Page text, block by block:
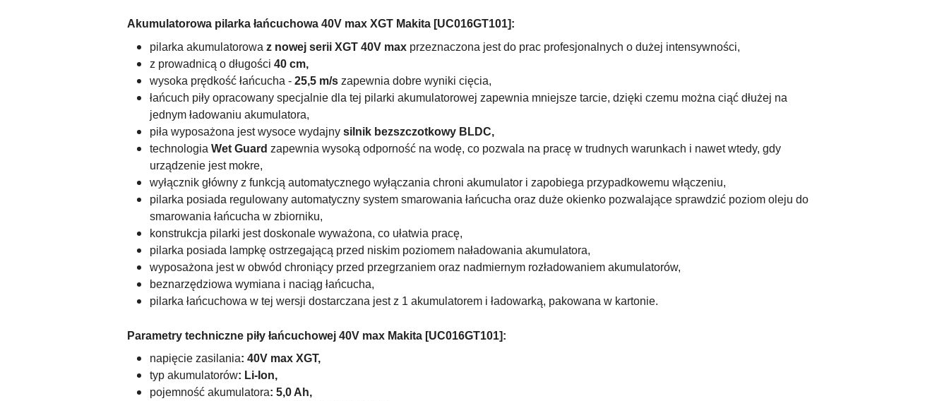
Akumulatorowa pilarka łańcuchowa 40V max XGT Makita [UC016GT101]:
pilarka akumulatorowa z nowej serii XGT 40V max przeznaczona jest do prac profesjonalnych o dużej intensywności,
z prowadnicą o długości 40 cm,
wysoka prędkość łańcucha - 25,5 m/s zapewnia dobre wyniki cięcia,
łańcuch piły opracowany specjalnie dla tej pilarki akumulatorowej zapewnia mniejsze tarcie, dzięki czemu można ciąć dłużej na
jednym ładowaniu akumulatora,
piła wyposażona jest wysoce wydajny silnik bezszczotkowy BLDC,
technologia Wet Guard zapewnia wysoką odporność na wodę, co pozwala na pracę w trudnych warunkach i nawet wtedy, gdy
urządzenie jest mokre,
wyłącznik główny z funkcją automatycznego wyłączania chroni akumulator i zapobiega przypadkowemu włączeniu,
pilarka posiada regulowany automatyczny system smarowania łańcucha oraz duże okienko pozwalające sprawdzić poziom oleju do
smarowania łańcucha w zbiorniku,
konstrukcja pilarki jest doskonale wyważona, co ułatwia pracę,
pilarka posiada lampkę ostrzegającą przed niskim poziomem naładowania akumulatora,
wyposażona jest w obwód chroniący przed przegrzaniem oraz nadmiernym rozładowaniem akumulatorów,
beznarzędziowa wymiana i naciąg łańcucha,
pilarka łańcuchowa w tej wersji dostarczana jest z 1 akumulatorem i ładowarką, pakowana w kartonie.
Parametry techniczne piły łańcuchowej 40V max Makita [UC016GT101]:
napięcie zasilania: 40V max XGT,
typ akumulatorów: Li-Ion,
pojemność akumulatora: 5,0 Ah,